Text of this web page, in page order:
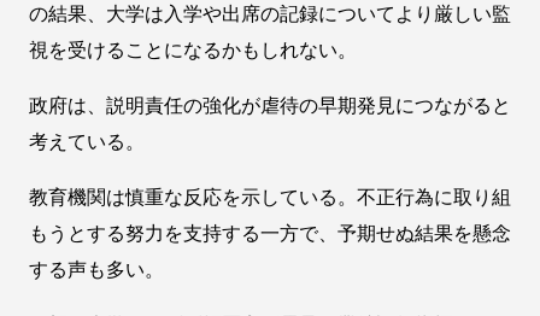
の結果、大学は入学や出席の記録についてより厳しい監
視を受けることになるかもしれない。
政府は、説明責任の強化が虐待の早期発見につながると
考えている。
教育機関は慎重な反応を示している。不正行為に取り組
もうとする努力を支持する一方で、予期せぬ結果を懸念
する声も多い。